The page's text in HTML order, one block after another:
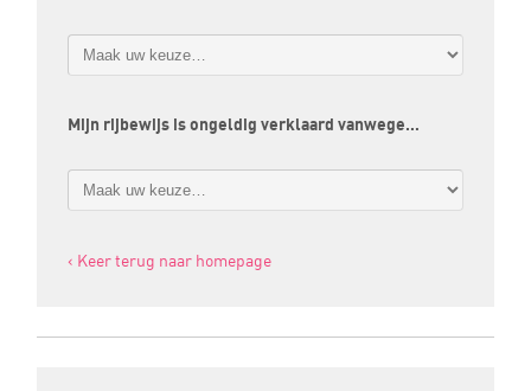
Mijn rijbewijs is ongeldig verklaard vanwege…
‹ Keer terug naar homepage